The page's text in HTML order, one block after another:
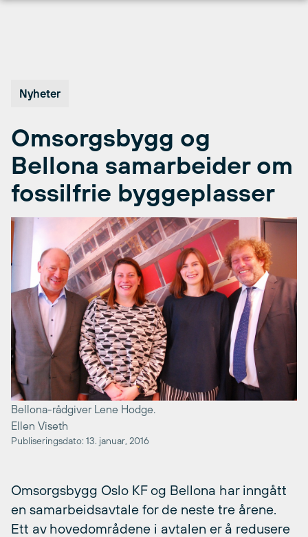
Nyheter
Omsorgsbygg og
Bellona samarbeider om
fossilfrie byggeplasser
Bellona-rådgiver Lene Hodge.
Ellen Viseth
Publiseringsdato: 13. januar, 2016
Omsorgsbygg Oslo KF og Bellona har inngått
en samarbeidsavtale for de neste tre årene.
Ett av hovedområdene i avtalen er å redusere